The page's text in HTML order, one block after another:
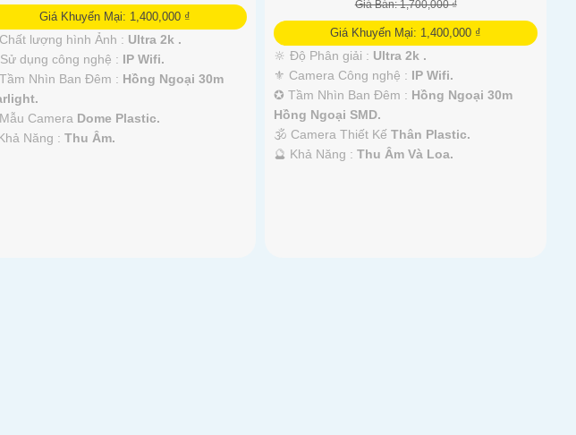
Giá Khuyến Mại: 1,400,000 ₫
lượng hình Ảnh : Ultra 2k .
dụng công nghệ : IP Wifi.
Nhìn Ban Đêm : Hồng Ngoại 30m
Camera Dome Plastic.
Năng : Thu Âm.
Giá Bán: 1,700,000 ₫
Giá Khuyến Mại: 1,400,000 ₫
🔆 Độ Phân giải : Ultra 2k .
⚜️ Camera Công nghệ : IP Wifi.
✪ Tầm Nhìn Ban Đêm : Hồng Ngoại 30m
Hồng Ngoại SMD.
🕉️ Camera Thiết KếThân Plastic.
️🔮 Khả Năng :Thu Âm Và Loa.